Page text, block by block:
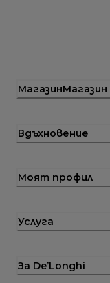
МагазинМагазин
Вдъхновение
Моят профил
Услуга
За De’Longhi